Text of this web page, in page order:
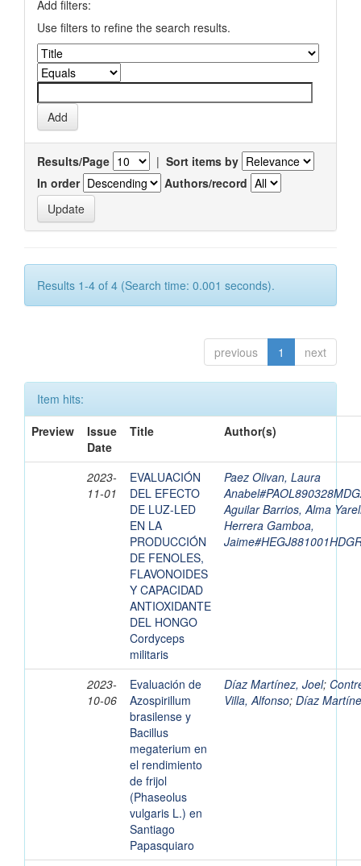
Add filters:
Use filters to refine the search results.
Results/Page | Sort items by
In order
Authors/record
Results 1-4 of 4 (Search time: 0.001 seconds).
previous 1 next
Item hits:
Preview
Issue
Date
Title Author(s)
2023-
11-01
EVALUACIÓN
DEL EFECTO
DE LUZ-LED
EN LA
PRODUCCIÓN
DE FENOLES,
FLAVONOIDES
Y CAPACIDAD
ANTIOXIDANTE
DEL HONGO
Cordyceps
militaris
Paez Olivan, Laura
Aguilar Barrios, Alma
Herrera Gamboa,
2023-
10-06
Evaluación de
Azospirillum
brasilense y
Bacillus
megaterium en
el rendimiento
de frijol
(Phaseolus
vulgaris L.) en
Santiago
Papasquiaro
Díaz Martínez, Joel;
Villa, Alfonso; Díaz